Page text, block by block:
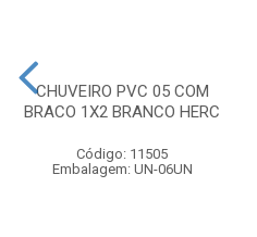
CHUVEIRO PVC 05 COM
BRACO 1X2 BRANCO HERC
Código: 11505
Embalagem: UN-06UN